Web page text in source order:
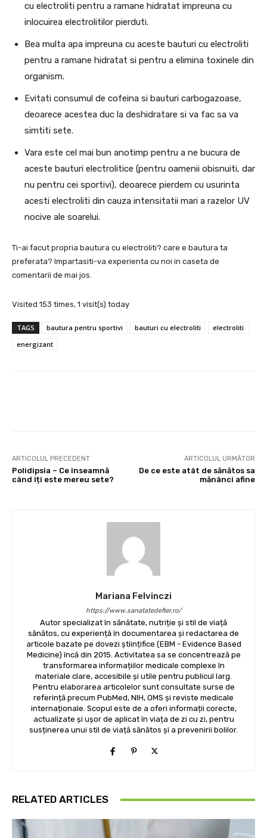
cu electroliti pentru a ramane hidratat impreuna cu
inlocuirea electrolitilor pierduti.
Bea multa apa impreuna cu aceste bauturi cu electroliti
pentru a ramane hidratat si pentru a elimina toxinele din
organism.
Evitati consumul de cofeina si bauturi carbogazoase,
deoarece acestea duc la deshidratare si va fac sa va
simtiti sete.
Vara este cel mai bun anotimp pentru a ne bucura de
aceste bauturi electrolitice (pentru oamenii obisnuiti, dar
nu pentru cei sportivi), deoarece pierdem cu usurinta
acesti electroliti din cauza intensitatii mari a razelor UV
nocive ale soarelui.
Ti-ai facut propria bautura cu electroliti? care e bautura ta
preferata? Impartasiti-va experienta cu noi in caseta de
comentarii de mai jos.
Visited 153 times, 1 visit(s) today
TAGS bautura pentru sportivi bauturi cu electroliti
electroliti
energizant
ARTICOLUL PRECEDENT
Polidipsia – Ce înseamnă
când îți este mereu sete?
ARTICOLUL URMĂTOR
De ce este atât de sănătos sa
mănânci afine
Mariana Felvinczi
https://www.sanatatedefier.ro/
Autor specializat în sănătate, nutriție și stil de viață
sănătos, cu experiență în documentarea și redactarea de
articole bazate pe dovezi științifice (EBM - Evidence Based
Medicine) încă din 2015. Activitatea sa se concentrează pe
transformarea informațiilor medicale complexe în
materiale clare, accesibile și utile pentru publicul larg.
Pentru elaborarea articolelor sunt consultate surse de
referință precum PubMed, NIH, OMS și reviste medicale
internaționale. Scopul este de a oferi informații corecte,
actualizate și ușor de aplicat în viața de zi cu zi, pentru
susținerea unui stil de viață sănătos și a prevenirii bolilor.
RELATED ARTICLES